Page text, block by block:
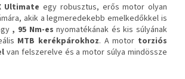
Ultimate egy robusztus, erős motor olyan
akik a legmeredekebb emelkedőkkel is
, 95 Nm-es nyomatékának és kis súlyának
MTB kerékpárokhoz. A motor torziós
van felszerelve és a motor súlya mindössze